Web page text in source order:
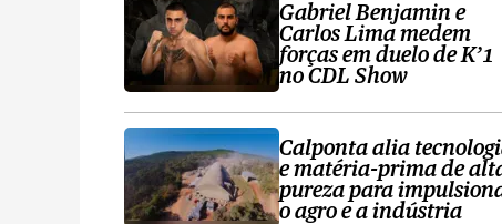
Gabriel Benjamin e
Carlos Lima medem
forças em duelo de K’1
no CDL Show
Calponta alia
e matéria-prima de
pureza para
o agro e a indústria